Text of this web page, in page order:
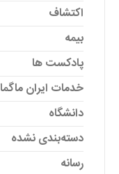
اکتشاف
بیمه
پادکست ها
خدمات ایران ماگما
دانشگاه
دسته‌بندی نشده
رسانه